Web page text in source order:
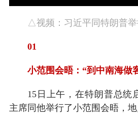
△视频：习近平同特朗普
01
小范围会晤：“到中南海做
15日上午，在特朗普总统
主席同他举行了小范围会晤，地